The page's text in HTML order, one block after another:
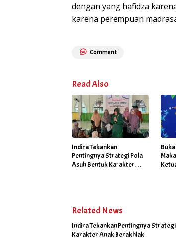
dengan yang hafidza
karena perempuan
Comment
Read Also
Indira Tekankan
Pentingnya Strategi Pola
Asuh Bentuk Karakter
Related News
Indira Tekankan Pentingnya
Karakter Anak Berakhlak